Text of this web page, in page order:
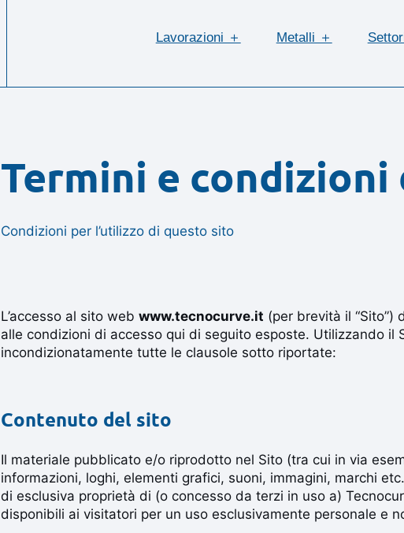
Lavorazioni ＋ Metalli ＋
Termini e condizioni
Condizioni per l’utilizzo di questo sito
L’accesso al sito web www.tecnocurve.it (per brevità il
alle condizioni di accesso qui di seguito esposte. Utilizzando il
incondizionatamente tutte le clausole sotto riportate:
Contenuto del sito
Il materiale pubblicato e/o riprodotto nel Sito (tra cui in via
informazioni, loghi, elementi grafici, suoni, immagini, marchi
di esclusiva proprietà di (o concesso da terzi in uso a)
disponibili ai visitatori per un uso esclusivamente personale e